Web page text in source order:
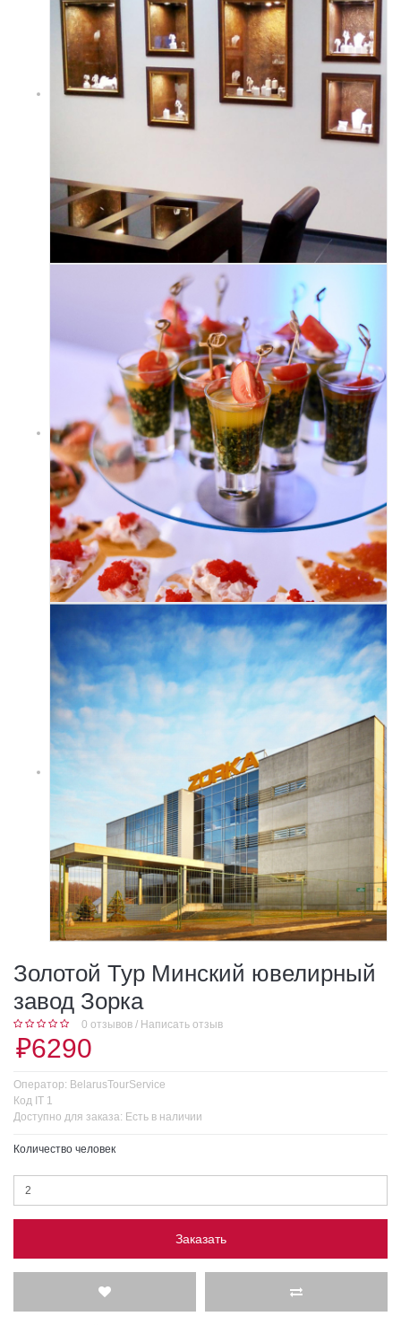
Золотой Тур Минский ювелирный
завод Зорка
0 отзывов / Написать отзыв
₽6290
Оператор: BelarusTourService
Код IT 1
Доступно для заказа: Есть в наличии
Количество человек
Заказать